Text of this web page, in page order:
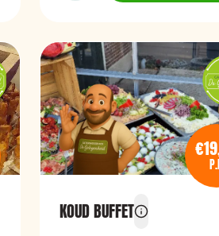
KOUD BUFFET